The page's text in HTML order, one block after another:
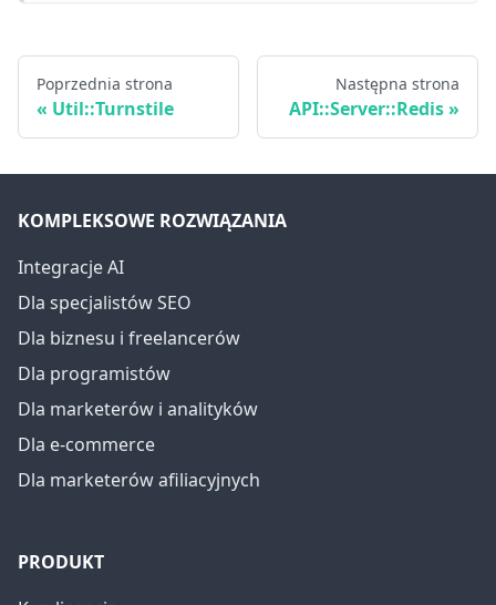
Poprzednia strona
Util::Turnstile
Następna strona
API::Server::Redis
KOMPLEKSOWE ROZWIĄZANIA
Integracje AI
Dla specjalistów SEO
Dla biznesu i freelancerów
Dla programistów
Dla marketerów i analityków
Dla e-commerce
Dla marketerów afiliacyjnych
PRODUKT